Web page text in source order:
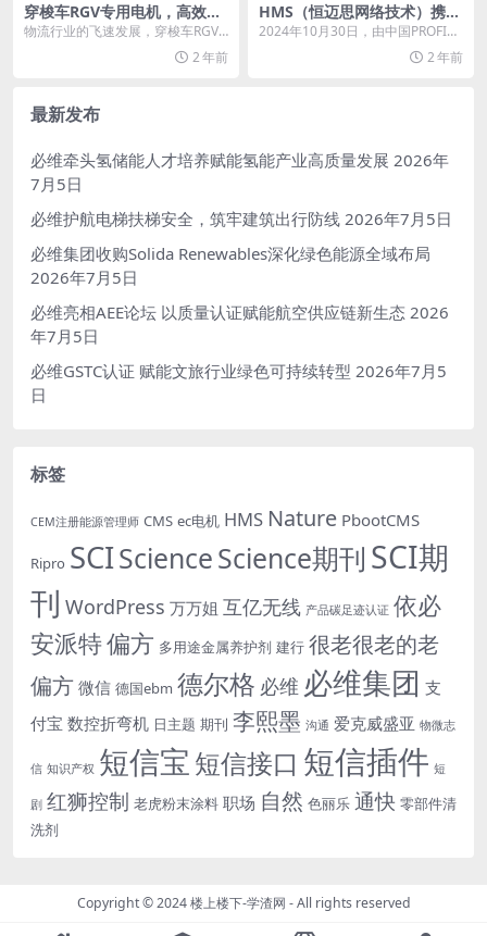
穿梭车RGV专用电机，高效能
背后的秘密武器
物流行业的飞速发展，穿梭车RGV
（Rail Guided Vehicle有轨制导...
2 年前
HMS（恒迈思网络技术）携B
40 Mini新品亮相PI-China武
2024年10月30日，由中国PROFIB
2 年前
最新发布
必维牵头氢储能人才培养赋能氢能产业高质量发展 2026年
7月5日
必维护航电梯扶梯安全，筑牢建筑出行防线 2026年7月5日
必维集团收购Solida Renewables深化绿色能源全域布局
2026年7月5日
必维亮相AEE论坛 以质量认证赋能航空供应链新生态 2026
年7月5日
必维GSTC认证 赋能文旅行业绿色可持续转型 2026年7月5
日
标签
CEM注册能源管理师 CMS ec电机 HMS Nature PbootCMS
Ripro SCIScienceScience期刊 SCI期
刊 WordPress 万万姐 互亿无线 产品碳足迹认证 依必
安派特偏方 多用途金属养护剂 建行 很老很老的老
偏方 微信 德国ebm 德尔格 必维 必维集团 支
付宝 数控折弯机 日主题 期刊 李熙墨 沟通 爱克威盛亚 物微志
信 知识产权 短信宝 短信接口 短信插件 短
剧 红狮控制 老虎粉末涂料 职场 自然 色丽乐 通快 零部件清
洗剂
Copyright © 2024楼上楼下-学渣网 - All rights reserved